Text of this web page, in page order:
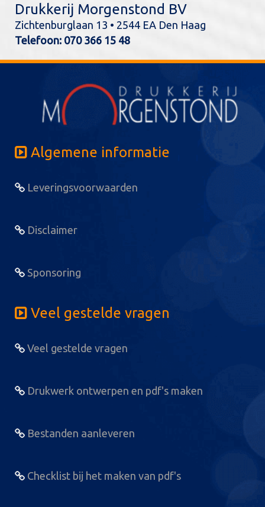
Drukkerij Morgenstond BV
Zichtenburglaan 13 • 2544 EA Den Haag
Telefoon: 070 366 15 48
Algemene informatie
Leveringsvoorwaarden
Disclaimer
Sponsoring
Veel gestelde vragen
Veel gestelde vragen
Drukwerk ontwerpen en pdf's maken
Bestanden aanleveren
Checklist bij het maken van pdf's